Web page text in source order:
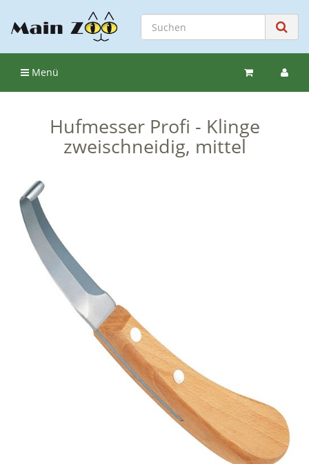
Menü
Hufmesser Profi - Klinge
zweischneidig, mittel